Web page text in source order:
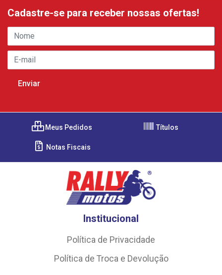
Cadastre-se para receber nossas ofertas!
Meus Pedidos Títulos
Notas Fiscais
Institucional
Política de Privacidade
Política de Troca e Devolução